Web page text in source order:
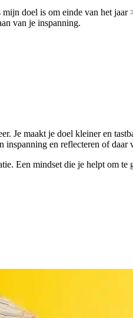
doel is om einde van het
van je inspanning.
Je maakt je doel kleiner en
en reflecteren of
Een mindset die je helpt om